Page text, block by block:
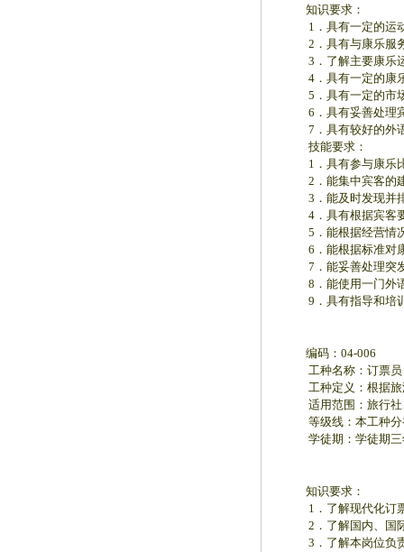
知识要求：
1．具有一定的运
2．具有与康乐服务
3．了解主要康乐运
4．具有一定的康乐
5．具有一定的市场
6．具有妥善处理宾
7．具有较好的外
技能要求：
1．具有参与康乐比
2．能集中宾客的建
3．能及时发现并排
4．具有根据宾客要
5．能根据经营情况
6．能根据标准对康
7．能妥善处理突发
8．能使用一门外语
9．具有指导和培训
编码：04-006
工种名称：订票员
工种定义：根据旅游
适用范围：旅行社
等级线：本工种分
学徒期：学徒期三
知识要求：
1．了解现代化订票
2．了解国内、国际
3．了解本岗位负责